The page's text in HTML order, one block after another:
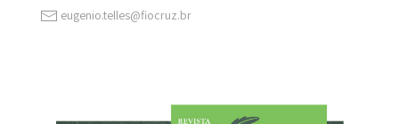
eugenio.telles@fiocruz.br